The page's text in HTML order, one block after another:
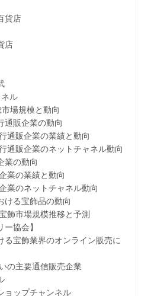
店
ル
規模と動向
企業の動向
企業の業績と動向
企業のネットチャネル動向
の動向
業績と動向
ネットチャネル動向
宝飾品の動向
場規模推移と予測
協会】
飾業界のオンライン販売に
要通信販売企業
プチャンネル